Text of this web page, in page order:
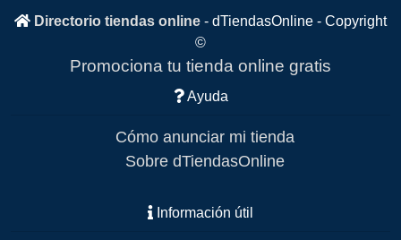
Directorio tiendas online - dTiendasOnline - Copyright
©
Promociona tu tienda online gratis
Ayuda
Cómo anunciar mi tienda
Sobre dTiendasOnline
Información útil